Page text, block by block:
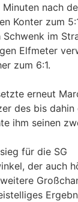
nach
Konter zum
im
Elfmeter
zum 6:1.
erneut
des bis
ihm seinen
für die SG
der auch